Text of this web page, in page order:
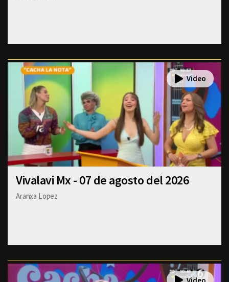
Vivalavi Mx - 07 de agosto del 2026
Aranxa Lopez